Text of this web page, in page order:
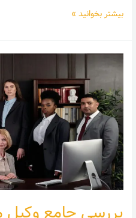
بیشتر بخوانید »
بررسی
وکیل
مهاجرت
در
آمریکا